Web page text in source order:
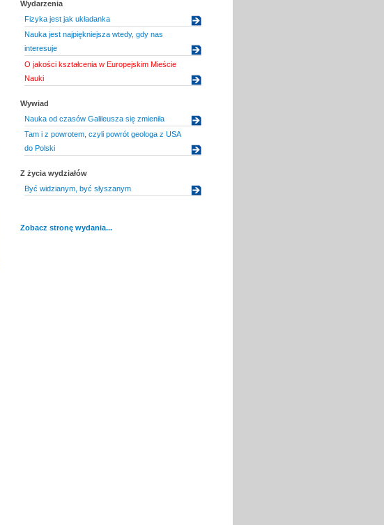
Wydarzenia
Fizyka jest jak układanka
Nauka jest najpiękniejsza wtedy, gdy nas
interesuje
O jakości kształcenia w Europejskim Mieście
Nauki
Wywiad
Nauka od czasów Galileusza się zmieniła
Tam i z powrotem, czyli powrót geologa z USA
do Polski
Z życia wydziałów
Być widzianym, być słyszanym
Zobacz stronę wydania...